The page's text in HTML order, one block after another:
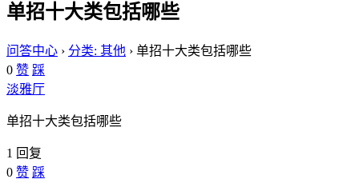
单招十大类包括哪些
问答中心 › 分类: 其他 › 单招十大类包括哪些
0 赞 踩
淡雅厅
单招十大类包括哪些
1 回复
0 赞 踩